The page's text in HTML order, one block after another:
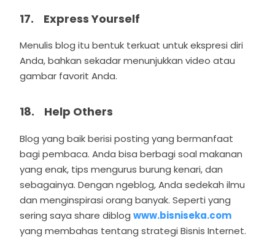
17. Express Yourself
Menulis blog itu bentuk terkuat untuk ekspresi diri
Anda, bahkan sekadar menunjukkan video atau
gambar favorit Anda.
18. Help Others
Blog yang baik berisi posting yang bermanfaat
bagi pembaca. Anda bisa berbagi soal makanan
yang enak, tips mengurus burung kenari, dan
sebagainya. Dengan ngeblog, Anda sedekah ilmu
dan menginspirasi orang banyak. Seperti yang
sering saya share diblogwww.bisniseka.com
yang membahas tentang strategi Bisnis Internet.